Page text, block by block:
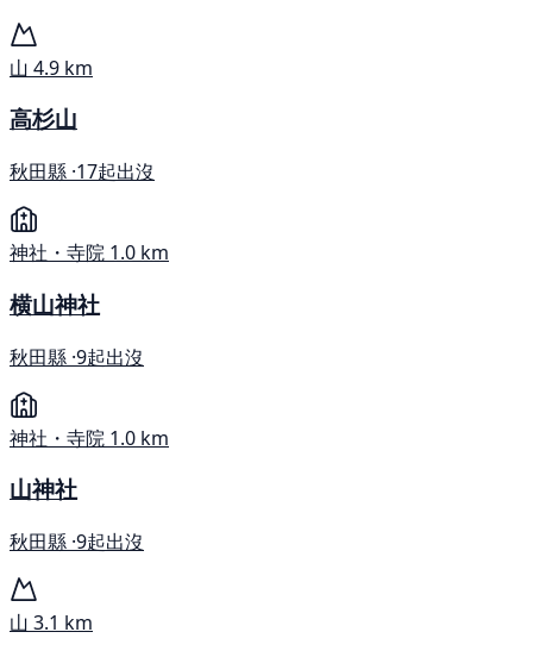
山 4.9 km
高杉山
秋田縣 ·17起出沒
神社・寺院 1.0 km
横山神社
秋田縣 ·9起出沒
神社・寺院 1.0 km
山神社
秋田縣 ·9起出沒
山 3.1 km